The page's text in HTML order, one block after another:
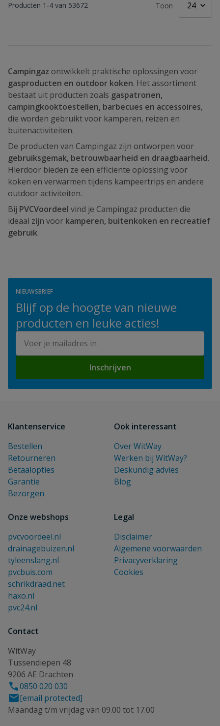
Producten 1 -4 van 53672 Toon
Campingaz ontwikkelt praktische oplossingen voor
gasproducten en outdoor koken. Het assortiment
bestaat uit producten zoals gaspatronen,
campingkooktoestellen, barbecues en accessoires,
die worden gebruikt voor kamperen, reizen en
buitenactiviteiten.
De producten van Campingaz zijn ontworpen voor
gebruiksgemak, betrouwbaarheid en draagbaarheid.
Hierdoor bieden ze een efficiënte oplossing voor
koken en verwarmen tijdens kampeertrips en andere
outdoor activiteiten.
Bij PVCVoordeel vind je Campingaz producten die
ideaal zijn voor kamperen, buitenkoken en recreatief
gebruik.
NIEUWSBRIEF
Blijf op de hoogte van nieuwe
producten en leuke acties!
Inschrijven
Klantenservice
Bestellen
Retourneren
Betaalopties
Garantie
Bezorgen
Ook interessant
Over WitWay
Werken bij WitWay?
Deskundig advies
Blog
Onze webshops
pvcvoordeel.nl
drainagebuizen.nl
tyleenslang.nl
pvcbuis.com
schrikdraad.net
haxo.nl
pvc24.nl
Legal
Disclaimer
Algemene voorwaarden
Privacyverklaring
Cookies
Contact
WitWay
Tussendiepen 48
9206 AE Drachten
0850 020 030
[email protected]
Maandag t/m vrijdag van 09.00 tot 17.00